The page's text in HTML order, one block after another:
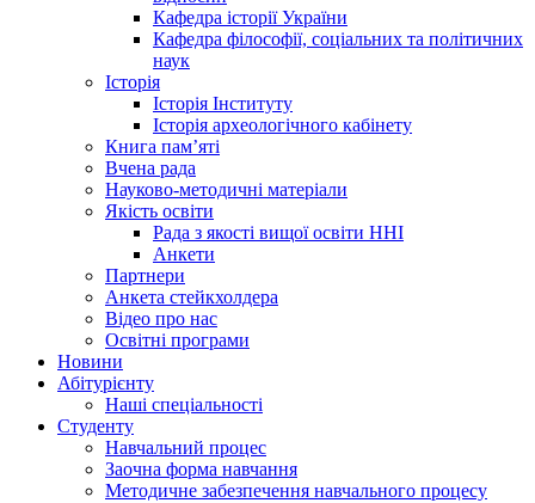
Кафедра історії України
Кафедра філософії, соціальних та політичних
наук
Історія
Історія Інституту
Історія археологічного кабінету
Книга памʼяті
Вчена рада
Науково-методичні матеріали
Якість освіти
Рада з якості вищої освіти ННІ
Анкети
Партнери
Анкета стейкхолдера
Відео про нас
Освітні програми
Hовини
Абітурієнту
Наші спеціальності
Студенту
Навчальний процес
Заочна форма навчання
Методичне забезпечення навчального процесу